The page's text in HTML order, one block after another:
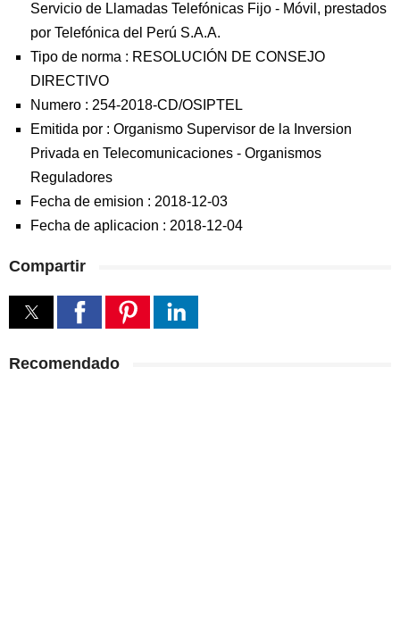
Servicio de Llamadas Telefónicas Fijo - Móvil, prestados
por Telefónica del Perú S.A.A.
Tipo de norma : RESOLUCIÓN DE CONSEJO
DIRECTIVO
Numero : 254-2018-CD/OSIPTEL
Emitida por : Organismo Supervisor de la Inversion
Privada en Telecomunicaciones - Organismos
Reguladores
Fecha de emision : 2018-12-03
Fecha de aplicacion : 2018-12-04
Compartir
Recomendado